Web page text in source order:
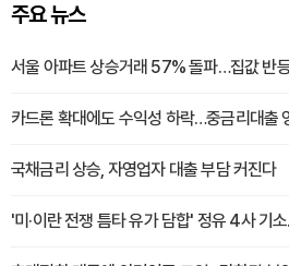
주요 뉴스
서울 아파트 상승거래 57% 돌파…집값 반
카드론 확대에도 수익성 하락…중금리대출
국채금리 상승, 자영업자 대출 부담 커진다
'미·이란 전쟁 틈타 유가 담합' 정유 4사 기